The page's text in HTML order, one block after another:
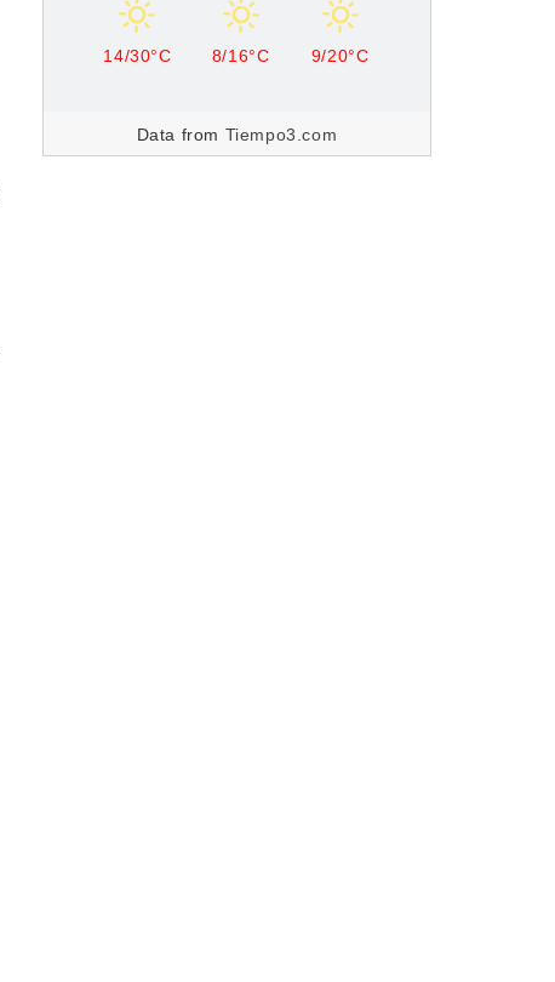
14/30°C 8/16°C 9/20°C
Data from Tiempo3.com